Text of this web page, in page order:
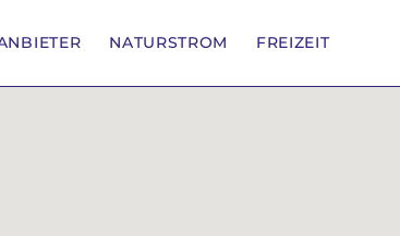
NATURSTROM FREIZEIT